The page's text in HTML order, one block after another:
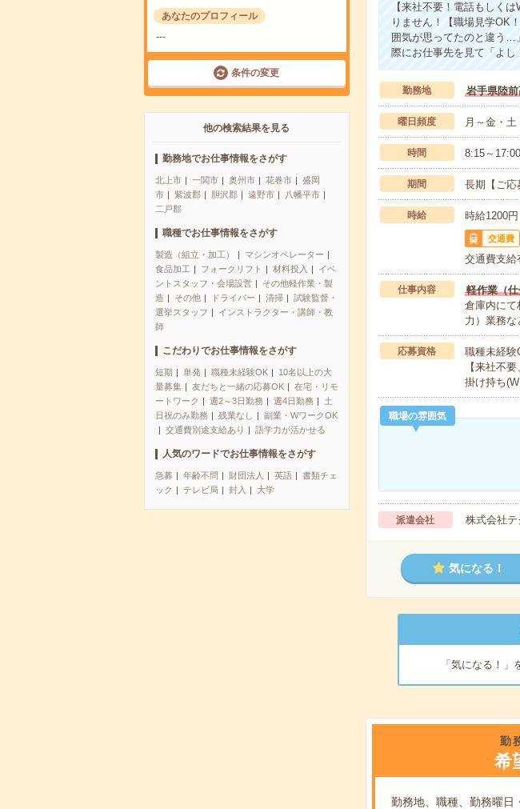
あなたのプロフィール
---
条件の変更
他の検索結果を見る
勤務地でお仕事情報をさがす
北上市 一関市 奥州市 花巻市
盛岡
市
紫波郡 胆沢郡 遠野市
八幡平市
二戸郡
職種でお仕事情報をさがす
製造（組立・加工）
マシンオペレーター
食品加工
フォークリフト 材料投入
イベ
ントスタッフ・会場設営
その他軽作業・製
造
その他 ドライバー 清掃
試験監督・
選挙スタッフ
インストラクター・講師・教
師
こだわりでお仕事情報をさがす
短期 単発 職種未経験OK
10名以上の大
量募集
友だちと一緒の応募OK
在宅・リモ
ートワーク
週2～3日勤務 週4日勤務
土
日祝のみ勤務
残業なし
副業・WワークOK
交通費別途支給あり
語学力が活かせる
人気のワードでお仕事情報をさがす
急募 年齢不問 財団法人 英語
書類チェ
ック
テレビ局 封入 大学
【来社不要！電話もしく
りません！【職場見学OK
囲気が思ってたのと違う…
際にお仕事先を見て「よ
勤務地 岩手県陸
曜日頻度 月～金・土
時間 8:15～
期間 長期【ご応
時給 時給1200円
交通費
交通費支給
仕事内容
軽作業（
倉庫内にて
力）業務
応募資格
職種未経
【来社不
掛け持ち
職場の雰囲気
派遣会社 株式会社テ
気になる！
「気になる！
勤
希
勤務地、職種、勤務曜日